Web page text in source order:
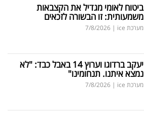
ביטוח לאומי מגדיל את הקצבאות
משמעותית: זו הבשורה לזכאים
מערכת ice |
7/8/2026
יעקב ברדוגו וערוץ 14 באבל כבד: "לא
נמצא איתנו. תנחומינו"
מערכת ice |
7/8/2026